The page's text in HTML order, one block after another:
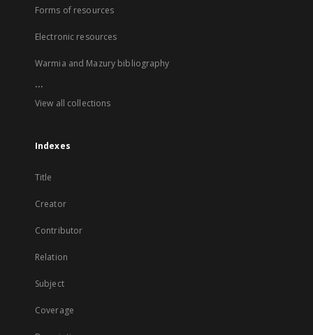
Forms of resources
Electronic resources
Warmia and Mazury bibliography
...
View all collections
Indexes
Title
Creator
Contributor
Relation
Subject
Coverage